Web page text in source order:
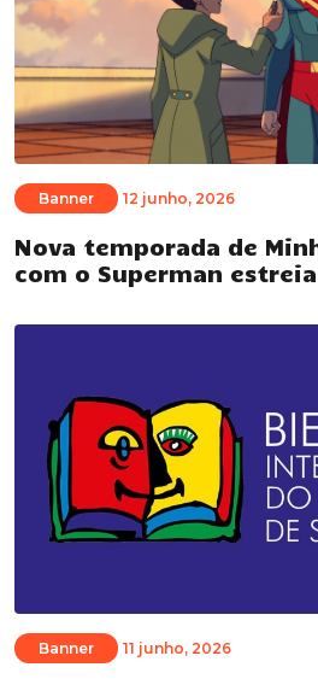
Banner 12 junho, 2026
Nova temporada de
com o Superman
Banner 11 junho, 2026